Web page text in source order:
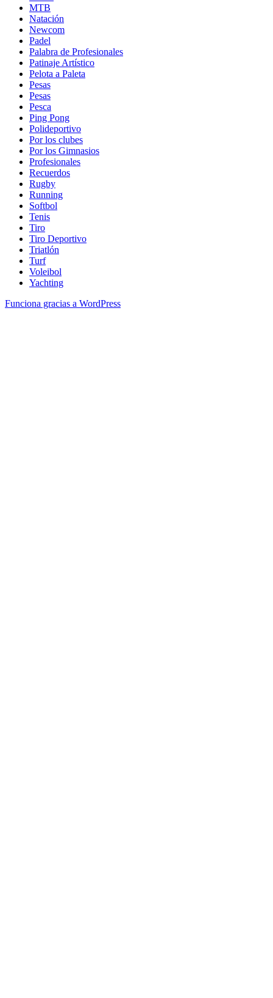
MTB
Natación
Newcom
Padel
Palabra de Profesionales
Patinaje Artístico
Pelota a Paleta
Pesas
Pesas
Pesca
Ping Pong
Polideportivo
Por los clubes
Por los Gimnasios
Profesionales
Recuerdos
Rugby
Running
Softbol
Tenis
Tiro
Tiro Deportivo
Triatlón
Turf
Voleibol
Yachting
Funciona gracias a WordPress